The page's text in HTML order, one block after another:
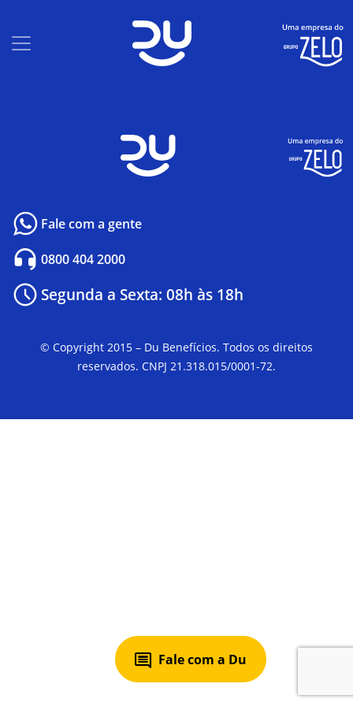
Fale com a Du
Fale com a gente
0800 404 2000
Segunda a Sexta: 08h às 18h
© Copyright 2015 – Du Benefícios. Todos os direitos
reservados. CNPJ 21.318.015/0001-72.